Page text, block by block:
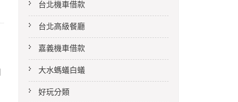
台北機車借款
台北高級餐廳
嘉義機車借款
大水螞蟻白蟻
好玩分類